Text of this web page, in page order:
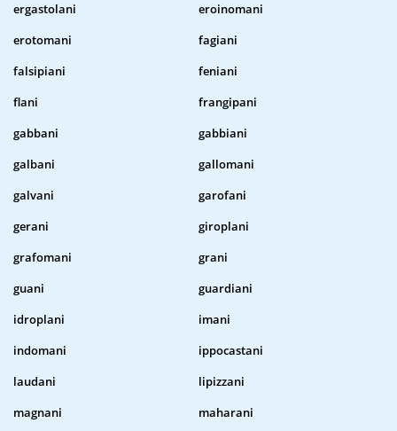
ergastolani
eroinomani
erotomani
fagiani
falsipiani
feniani
flani
frangipani
gabbani
gabbiani
galbani
gallomani
galvani
garofani
gerani
giroplani
grafomani
grani
guani
guardiani
idroplani
imani
indomani
ippocastani
laudani
lipizzani
magnani
maharani